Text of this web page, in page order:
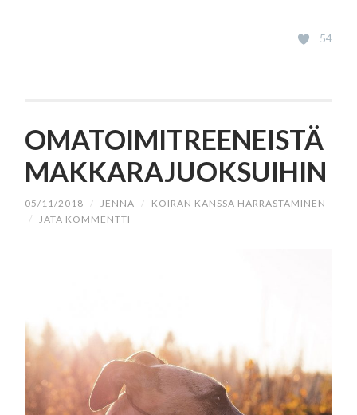
54
OMATOIMITREENEISTÄ
MAKKARAJUOKSUIHIN
05/11/2018 / JENNA /
KOIRAN KANSSA HARRASTAMINEN
/
JÄTÄ KOMMENTTI